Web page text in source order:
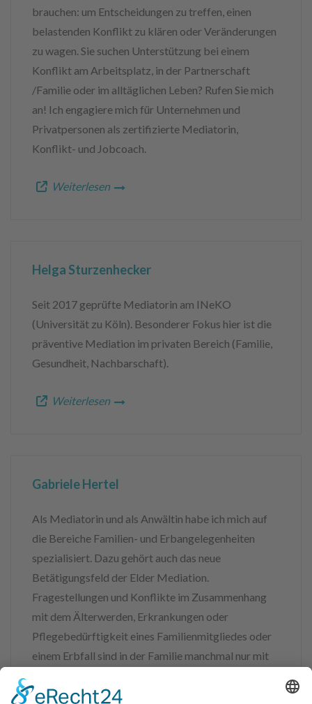
brauchen: um Entscheidungen zu treffen, einen
belastenden Konflikt zu klären oder Veränderungen
zu wagen. Sie suchen Unterstützung bei einem
Konflikt am Arbeitsplatz, in der Partnerschaft
/Familie oder im alltäglichen Leben? Rufen Sie mich
an! Ich engagiere mich für Unternehmen und
Privatpersonen als zertifizierte Mediatorin,
Konflikt- und Jobcoach.
Weiterlesen
Helga Sturzenhecker
Seit 2017 geprüfte Mediatorin am INeKO
(Universität zu Köln). Besonderer Fokus hier ist die
präventive Mediation im privaten Bereich (Familie,
Gesundheit, Nachbarschaft).
Weiterlesen
Gabriele Hertel
Als Mediatorin und als Anwältin habe ich mich auf
die Bereiche Familien- und Erbangelegenheiten
spezialisiert. Dazu gehört auch das neue
Betätigungsfeld der Elder Mediation.
Fragestellungen und Konflikte im Zusammenhang
mit dem Älterwerden, Erkrankungen oder
Pflegebedürftigkeit eines Familienmitgliedes oder
einem Erbfall sind in der Familie manchmal nur mit
Vorbeugend lässt sich mit Hilfe der Mediation